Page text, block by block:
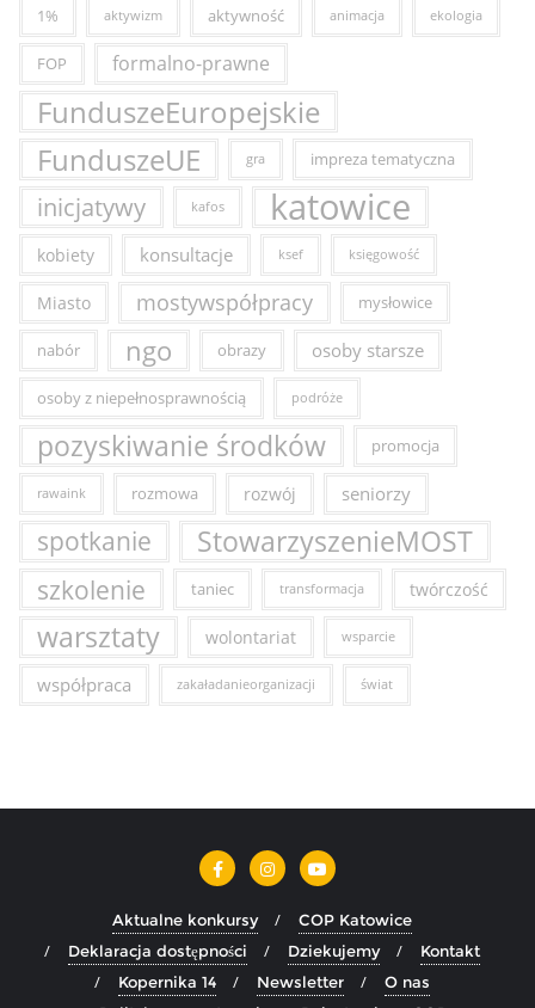
1% aktywizm aktywność animacja ekologia
FOP formalno-prawne
FunduszeEuropejskie
FunduszeUE
gra impreza tematyczna
inicjatywy kafos katowice
kobiety konsultacje ksef księgowość
Miasto mostywspółpracy mysłowice
nabór ngo obrazy osoby starsze
osoby z niepełnosprawnością podróże
pozyskiwanie środków promocja
rawaink rozmowa rozwój seniorzy
spotkanie StowarzyszenieMOST
szkolenie taniec transformacja twórczość
warsztaty wolontariat wsparcie
współpraca zakaładanieorganizacji świat
Aktualne konkursy
COP Katowice
Deklaracja dostępności
Dziekujemy
Kontakt
Kopernika 14
Newsletter
O nas